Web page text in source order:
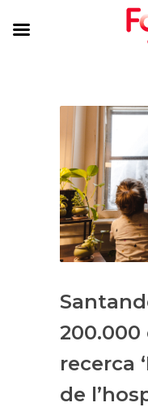
200.000
recerca
de